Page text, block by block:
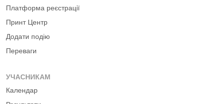
Платформа реєстрації
Принт Центр
Додати подію
Переваги
УЧАСНИКАМ
Календар